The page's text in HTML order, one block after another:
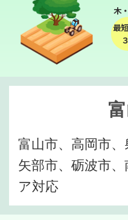
木
最
富山市、高岡市
矢部市、砺波市
ア対応